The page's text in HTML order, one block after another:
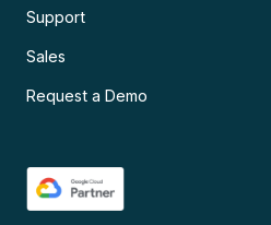
Support
Sales
Request a Demo